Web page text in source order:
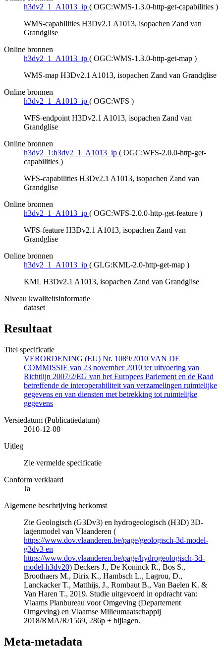
h3dv2_1_A1013_ip ( OGC:WMS-1.3.0-http-get-capabilities )
WMS-capabilities H3Dv2.1 A1013, isopachen Zand van
Grandglise
Online bronnen
h3dv2_1_A1013_ip ( OGC:WMS-1.3.0-http-get-map )
WMS-map H3Dv2.1 A1013, isopachen Zand van Grandglise
Online bronnen
h3dv2_1_A1013_ip ( OGC:WFS )
WFS-endpoint H3Dv2.1 A1013, isopachen Zand van
Grandglise
Online bronnen
h3dv2_1:h3dv2_1_A1013_ip ( OGC:WFS-2.0.0-http-get-
capabilities )
WFS-capabilities H3Dv2.1 A1013, isopachen Zand van
Grandglise
Online bronnen
h3dv2_1_A1013_ip ( OGC:WFS-2.0.0-http-get-feature )
WFS-feature H3Dv2.1 A1013, isopachen Zand van
Grandglise
Online bronnen
h3dv2_1_A1013_ip ( GLG:KML-2.0-http-get-map )
KML H3Dv2.1 A1013, isopachen Zand van Grandglise
Niveau kwaliteitsinformatie
dataset
Resultaat
Titel specificatie
VERORDENING (EU) Nr. 1089/2010 VAN DE
COMMISSIE van 23 november 2010 ter uitvoering van
Richtlijn 2007/2/EG van het Europees Parlement en de Raad
betreffende de interoperabiliteit van verzamelingen ruimtelijke
gegevens en van diensten met betrekking tot ruimtelijke
gegevens
Versiedatum (Publicatiedatum)
2010-12-08
Uitleg
Zie vermelde specificatie
Conform verklaard
Ja
Algemene beschrijving herkomst
Zie Geologisch (G3Dv3) en hydrogeologisch (H3D) 3D-
lagenmodel van Vlaanderen (
https://www.dov.vlaanderen.be/page/geologisch-3d-model-
g3dv3 en
https://www.dov.vlaanderen.be/page/hydrogeologisch-3d-
model-h3dv20) Deckers J., De Koninck R., Bos S.,
Broothaers M., Dirix K., Hambsch L., Lagrou, D.,
Lanckacker T., Matthijs, J., Rombaut B., Van Baelen K. &
Van Haren T., 2019. Studie uitgevoerd in opdracht van:
Vlaams Planbureau voor Omgeving (Departement
Omgeving) en Vlaamse Milieumaatschappij
2018/RMA/R/1569, 286p + bijlagen.
Meta-metadata